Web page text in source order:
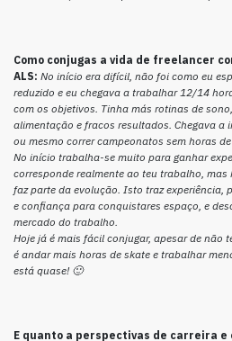
Como conjugas a vida de freelancer
ALS: No início era difícil, não foi como eu
reduzido e eu chegava a trabalhar 12/14
com os objetivos. Tinha más rotinas de
alimentação e fracos resultados. Chegava a
ou mesmo correr campeonatos sem horas
No início trabalha-se muito para ganhar
corresponde realmente ao teu trabalho,
faz parte da evolução. Isto traz experiência,
e confiança para conquistares espaço, e
mercado do trabalho.
Hoje já é mais fácil conjugar, apesar de não
é andar mais horas de skate e trabalhar
está quase! 🙂
E quanto a perspectivas de carreira